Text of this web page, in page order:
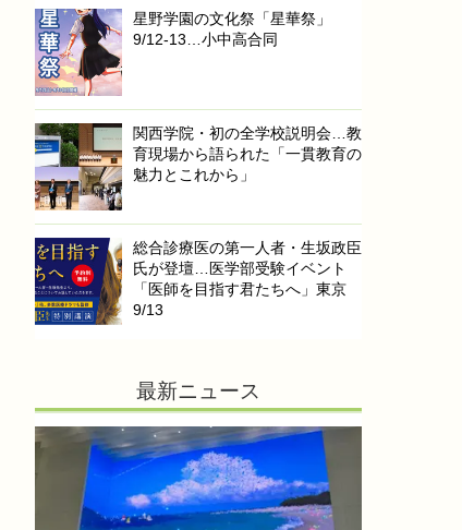
星野学園の文化祭「星華祭」
9/12-13…小中高合同
関西学院・初の全学校説明会…教
育現場から語られた「一貫教育の
魅力とこれから」
総合診療医の第一人者・生坂政臣
氏が登壇…医学部受験イベント
「医師を目指す君たちへ」東京
9/13
最新ニュース